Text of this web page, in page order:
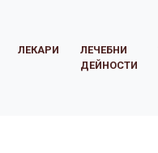
ЛЕКАРИ
ЛЕЧЕБНИ
ДЕЙНОСТИ